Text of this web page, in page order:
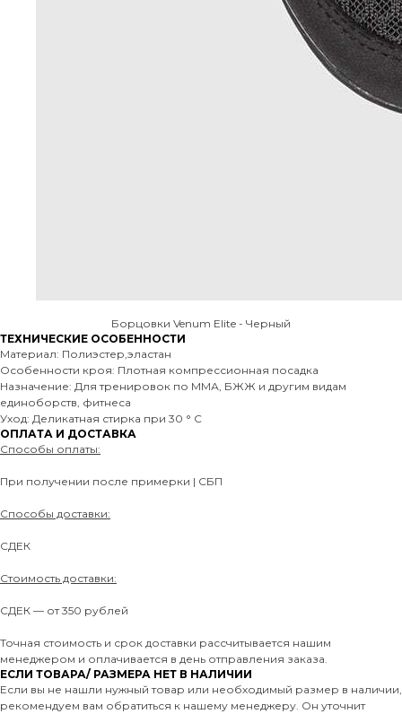
Борцовки Venum Elite - Черный
ТЕХНИЧЕСКИЕ ОСОБЕННОСТИ
Материал: Полиэстер,эластан
Особенности кроя: Плотная компрессионная посадка
Назначение: Для тренировок по ММА, БЖЖ и другим видам
единоборств, фитнеса
Уход: Деликатная стирка при 30 ° C
ОПЛАТА И ДОСТАВКА
Способы оплаты:
При получении после примерки | СБП
Способы доставки:
СДЕК
Стоимость доставки:
СДЕК — от 350 рублей
Точная стоимость и срок доставки рассчитывается нашим
менеджером и оплачивается в день отправления заказа.
ЕСЛИ ТОВАРА/ РАЗМЕРА НЕТ В НАЛИЧИИ
Если вы не нашли нужный товар или необходимый размер в наличии,
рекомендуем вам обратиться к нашему менеджеру. Он уточнит